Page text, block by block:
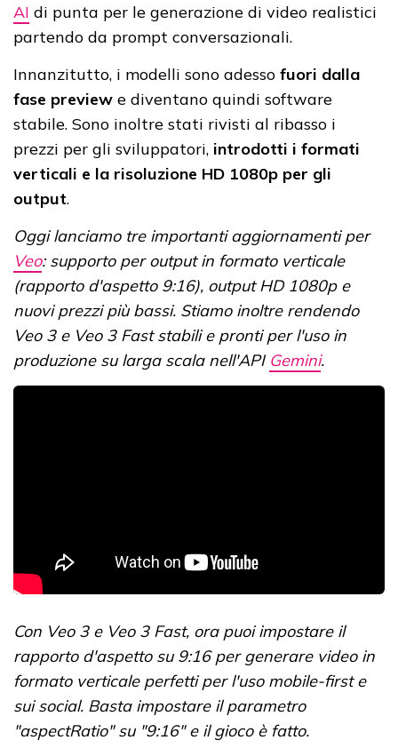
AI di punta per le generazione di video realistici
partendo da prompt conversazionali.
Innanzitutto, i modelli sono adesso fuori dalla
fase preview e diventano quindi software
stabile. Sono inoltre stati rivisti al ribasso i
prezzi per gli sviluppatori, introdotti i formati
verticali e la risoluzione HD 1080p per gli
output.
Oggi lanciamo tre importanti aggiornamenti per
Veo: supporto per output in formato verticale
(rapporto d'aspetto 9:16), output HD 1080p e
nuovi prezzi più bassi. Stiamo inoltre rendendo
Veo 3 e Veo 3 Fast stabili e pronti per l'uso in
produzione su larga scala nell'API Gemini.
Con Veo 3 e Veo 3 Fast, ora puoi impostare il
rapporto d'aspetto su 9:16 per generare video in
formato verticale perfetti per l'uso mobile-first e
sui social. Basta impostare il parametro
"aspectRatio" su "9:16" e il gioco è fatto.